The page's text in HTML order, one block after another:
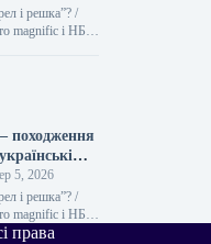
від
або
переклад,
*
коли
вибір
* **”Випаде
і решка”? /
magnific і НБУ
походження
5, 2026
і решка”? /
magnific і НБУ
права